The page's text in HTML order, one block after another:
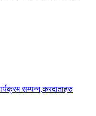
सम्पन्न,करदाताहरु